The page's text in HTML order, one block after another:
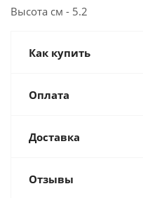
Высота см - 5.2
Как купить
Оплата
Доставка
Отзывы